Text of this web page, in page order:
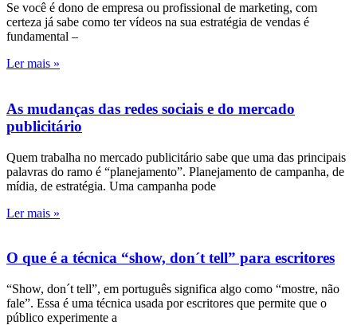
Se você é dono de empresa ou profissional de marketing, com
certeza já sabe como ter vídeos na sua estratégia de vendas é
fundamental –
Ler mais »
As mudanças das redes sociais e do mercado
publicitário
Quem trabalha no mercado publicitário sabe que uma das principais
palavras do ramo é “planejamento”. Planejamento de campanha, de
mídia, de estratégia. Uma campanha pode
Ler mais »
O que é a técnica “show, don´t tell” para escritores
“Show, don´t tell”, em português significa algo como “mostre, não
fale”. Essa é uma técnica usada por escritores que permite que o
público experimente a